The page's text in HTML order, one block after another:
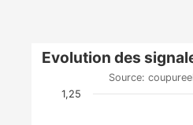
Evolution des
Source:
1,25